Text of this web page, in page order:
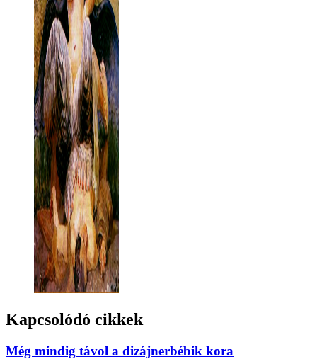
Kapcsolódó cikkek
Még mindig távol a dizájnerbébik kora